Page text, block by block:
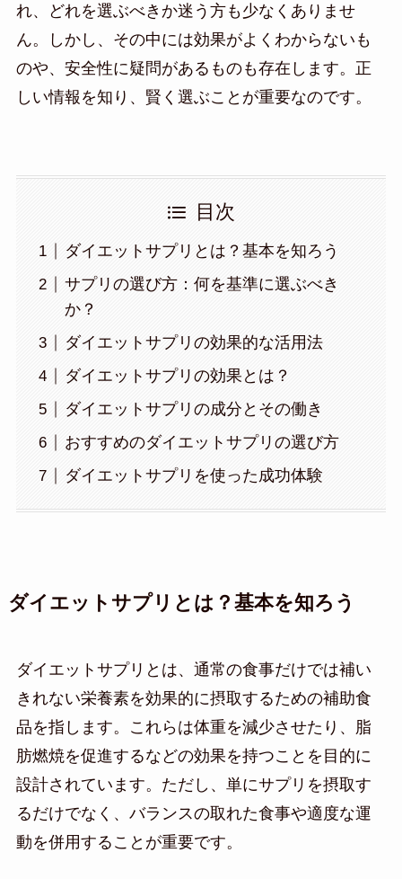
れ、どれを選ぶべきか迷う方も少なくありませ
ん。しかし、その中には効果がよくわからないも
のや、安全性に疑問があるものも存在します。正
しい情報を知り、賢く選ぶことが重要なのです。
目次
ダイエットサプリとは？基本を知ろう
サプリの選び方：何を基準に選ぶべき
か？
ダイエットサプリの効果的な活用法
ダイエットサプリの効果とは？
ダイエットサプリの成分とその働き
おすすめのダイエットサプリの選び方
ダイエットサプリを使った成功体験
ダイエットサプリとは？基本を知ろう
ダイエットサプリとは、通常の食事だけでは補い
きれない栄養素を効果的に摂取するための補助食
品を指します。これらは体重を減少させたり、脂
肪燃焼を促進するなどの効果を持つことを目的に
設計されています。ただし、単にサプリを摂取す
るだけでなく、バランスの取れた食事や適度な運
動を併用することが重要です。